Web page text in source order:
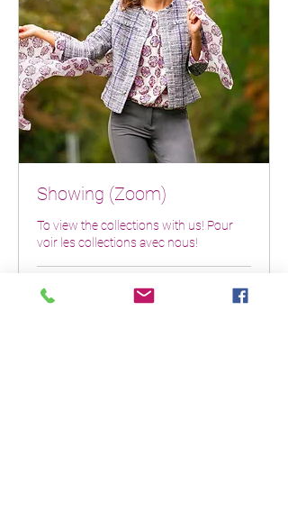
Showing (Zoom)
To view the collections with us! Pour
voir les collections avec nous!
2 hr